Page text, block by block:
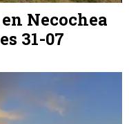
Necochea
31-07